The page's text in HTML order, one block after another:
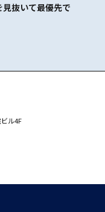
抜いて最優先で
ル4F